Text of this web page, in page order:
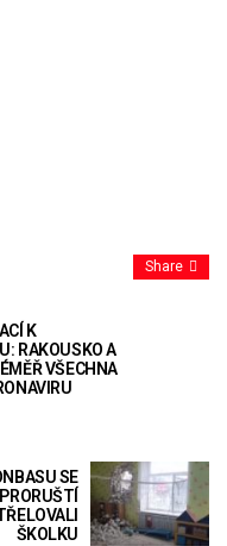
Share
K
RAKOUSKO A
VŠECHNA
SE
ŠKOLKU